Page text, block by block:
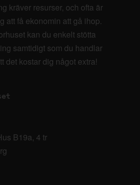
kräver resurser, och ofta är
att få ekonomin att gå ihop.
kan du enkelt stötta
samtidigt som du handlar
det kostar dig något extra!
B19a, 4 tr